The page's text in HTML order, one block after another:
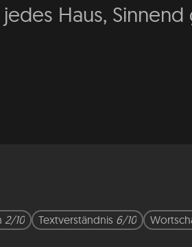
Haus,
2/10 Textverständnis 6/10